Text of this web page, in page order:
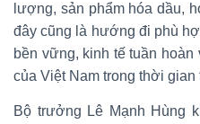
lượng, sản phẩm hóa dầu,
đây cũng là hướng đi phù
bền vững, kinh tế tuần
của Việt Nam trong thời gian
Bộ trưởng Lê Mạnh Hùng